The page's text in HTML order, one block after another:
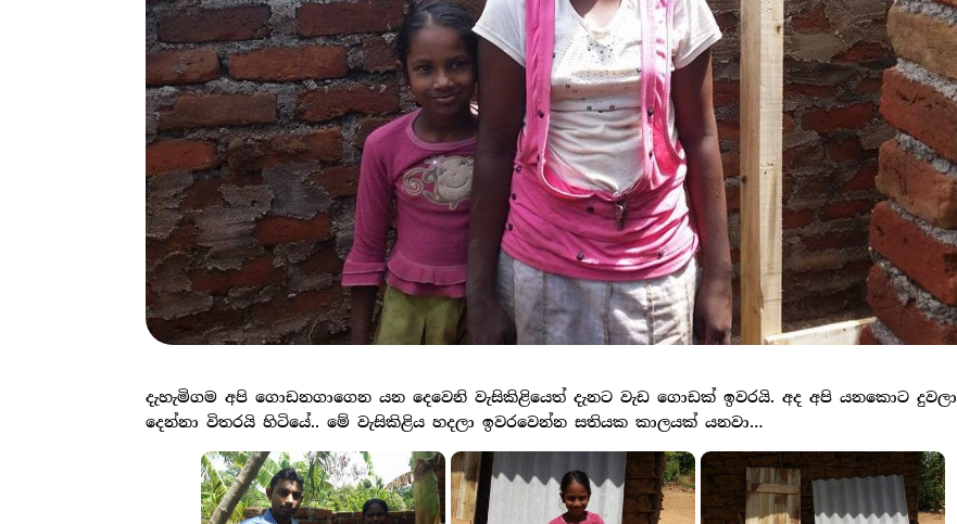
දැහැමිගම අපි ගොඩනගාගෙන යන දෙවෙනි වැසිකිළියෙත් දැනට වැඩ ගොඩක් ඉවරයි. අද අපි යනකොට දුවලා
දෙන්නා විතරයි හිටියේ.. මේ වැසිකිළිය හදලා ඉවරවෙන්න සතියක කාලයක් යනවා…